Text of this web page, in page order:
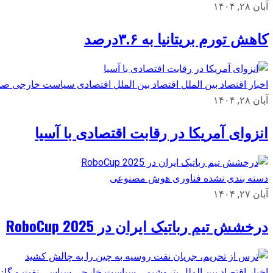
آبان ۲۸, ۱۴۰۴
کاهش تورم بریتانیا به ۳.۶درصد
اخبار اقتصاد بین الملل اقتصاد بین الملل اقتصادی سیاست خارجی
آبان ۲۸, ۱۴۰۴
انزوای آمریکا در رقابت اقتصادی با آسیا
دسته بندی نشده فناوری هوش مصنوعی
آبان ۲۷, ۱۴۰۴
درخشش تیم رباتیک ایران در RoboCup 2025